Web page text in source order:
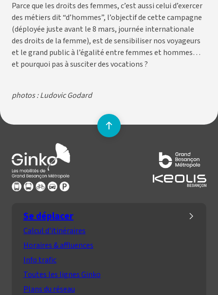
Parce que les droits des femmes, c’est aussi celui d’exercer
des métiers dit “d’hommes”, l’objectif de cette campagne
(déployée juste avant le 8 mars, journée internationale
des droits de la femme), est de sensibiliser nos voyageurs
et le grand public à l’égalité entre femmes et hommes…
et pourquoi pas à susciter des vocations ?
photos : Ludovic Godard
Remonter
vers
Se déplacer
Calcul d'itinéraires
Horaires & affluences
Info trafic
Toutes les lignes Ginko
Plans du réseau